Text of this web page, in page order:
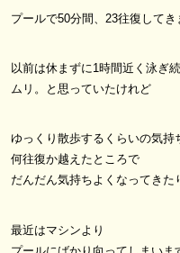
プールで50分間、23往復してき
以前は休まずに1時間近く泳ぎ
ムリ。と思っていたけれど
ゆっくり散歩するくらいの気持
何往復か越えたところで
だんだん気持ちよくなってきた
最近はマシンより